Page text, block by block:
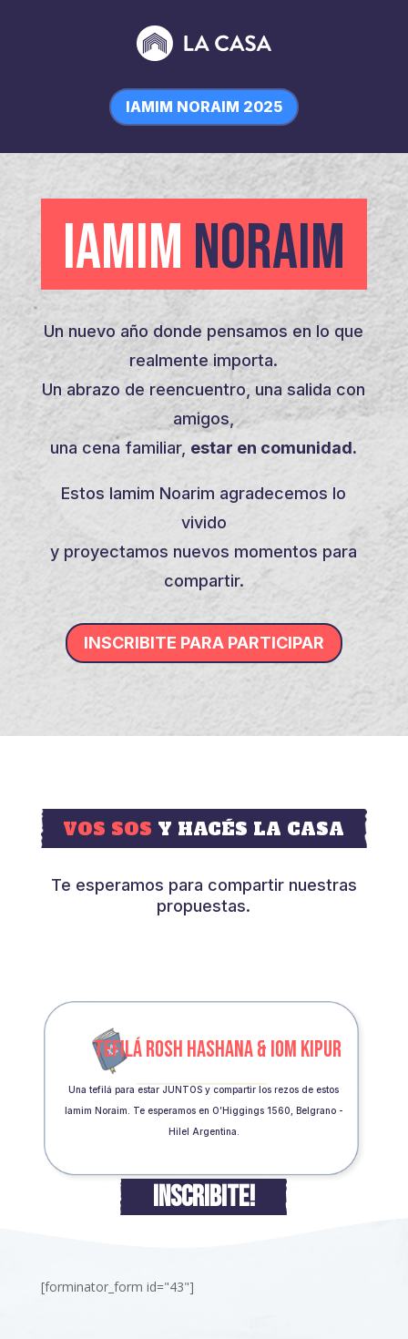
IAMIM NORAIM 2025
IAMIM NORAIM
Un nuevo año donde pensamos en lo que
realmente importa.
Un abrazo de reencuentro, una salida con
amigos,
una cena familiar, estar en comunidad.
Estos Iamim Noarim agradecemos lo
vivido
y proyectamos nuevos momentos para
compartir.
INSCRIBITE PARA PARTICIPAR
VOS SOS Y HACÉS LA CASA
Te esperamos para compartir nuestras
propuestas.
TEFILÁ ROSH HASHANA & IOM KIPUR
Una tefilá para estar JUNTOS y compartir los rezos de estos
Iamim Noraim. Te esperamos en O’Higgings 1560, Belgrano -
Hilel Argentina.
INSCRIBITE!
[forminator_form id="43"]